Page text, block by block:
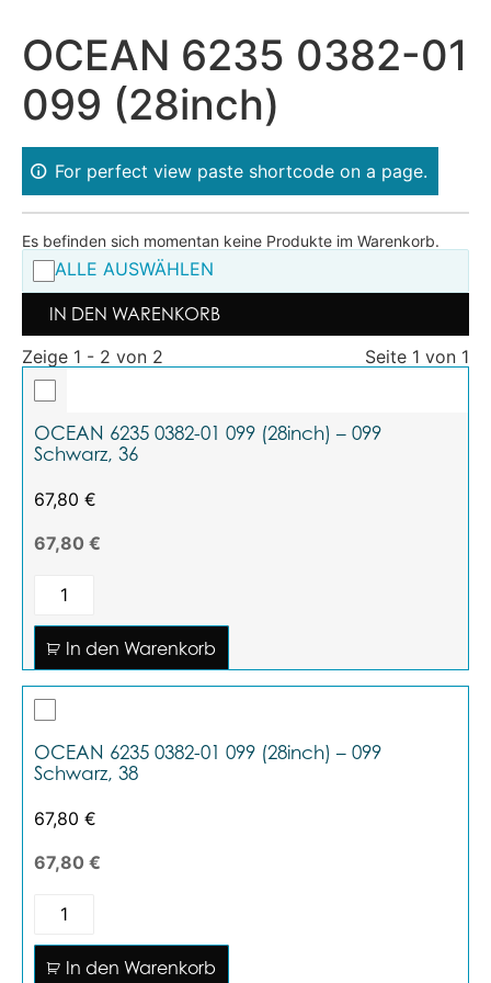
OCEAN 6235 0382-01
099 (28inch)
For perfect view paste shortcode on a page.
Es befinden sich momentan keine Produkte im Warenkorb.
ALLE AUSWÄHLEN
IN DEN WARENKORB
Zeige 1 - 2 von 2
Seite 1 von 1
OCEAN 6235 0382-01 099 (28inch) – 099
Schwarz, 36
67,80 €
67,80 €
In den Warenkorb
OCEAN 6235 0382-01 099 (28inch) – 099
Schwarz, 38
67,80 €
67,80 €
In den Warenkorb